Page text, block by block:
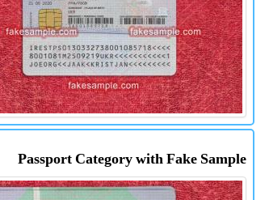
Passport Category with Fake Sample